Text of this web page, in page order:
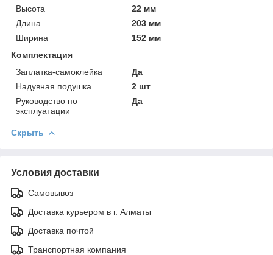
Высота
22 мм
Длина
203 мм
Ширина
152 мм
Комплектация
Заплатка-самоклейка
Да
Надувная подушка
2 шт
Руководство по
эксплуатации
Да
Скрыть
Условия доставки
Самовывоз
Доставка курьером в г. Алматы
Доставка почтой
Транспортная компания